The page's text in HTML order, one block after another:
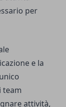
per
e la
team
attività,